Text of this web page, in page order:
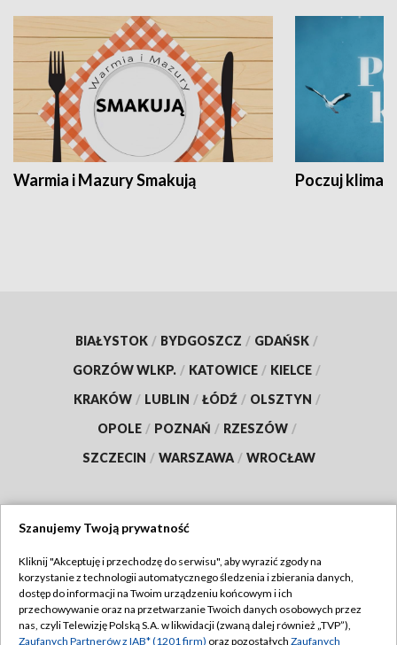
Warmia i Mazury Smakują Poczuj klimat
BIAŁYSTOK / BYDGOSZCZ / GDAŃSK /
GORZÓW WLKP. / KATOWICE / KIELCE /
KRAKÓW / LUBLIN / ŁÓDŹ / OLSZTYN /
OPOLE / POZNAŃ / RZESZÓW /
SZCZECIN / WARSZAWA / WROCŁAW
TVP
Abonament TVP
Emisja w TVP
Regulamin TVP
Szanujemy Twoją prywatność
Kliknij "Akceptuję i przechodzę do serwisu", aby wyrazić zgody na
korzystanie z technologii automatycznego śledzenia i zbierania danych,
dostęp do informacji na Twoim urządzeniu końcowym i ich
przechowywanie oraz na przetwarzanie Twoich danych osobowych przez
nas, czyli Telewizję Polską S.A. w likwidacji (zwaną dalej również „TVP”),
Zaufanych Partnerów z IAB* (1201 firm) oraz pozostałych Zaufanych